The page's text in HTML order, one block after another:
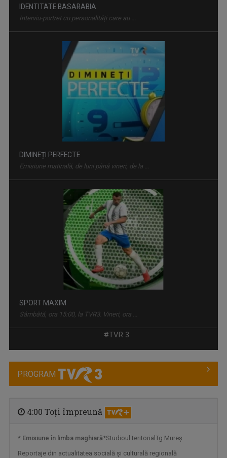
DIMINEȚI PERFECTE
Emisiune matinală, de luni până vineri, de la ...
SPORT MAXIM
Sâmbătă, ora 15:00, la TVR3. Vineri, ora ...
CULT@RT
Emisiunea CULT@rt își propune să aducă mai ...
DRUMURI APROAPE
#TVR 3
PROGRAM
4:00 Toţi împreună
* Emisiune în limba maghiară*Studioul teritorialTg.Mureş
Reportaje din actualitatea socială şi culturală regională